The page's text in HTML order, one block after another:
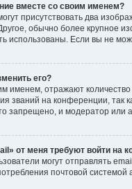
вместе со своим именем?
присутствовать два
обычно более крупное
использованы. Если вы не
его?
именем, отражают
званий на конференции, так
запрещено, и модератор или
от меня требуют войти на
могут отправлять
почтовой